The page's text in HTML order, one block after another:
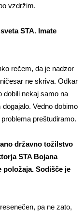
vzdržim.
STA. Imate
rečem, da je nadzor
ne skriva. Odkar
dobili nekaj samo na
Vedno dobimo
preštudiramo.
državno tožilstvo
STA Bojana
položaja. Sodišče je
pa ne zato,